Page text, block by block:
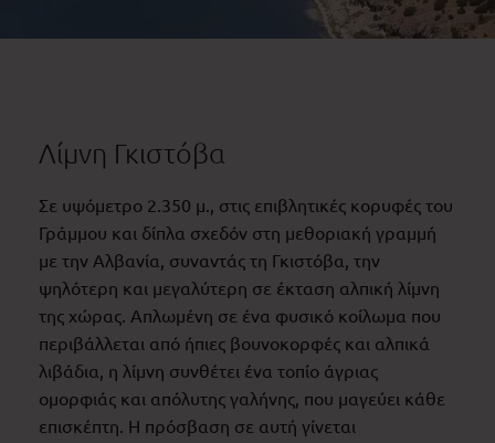
Λίμνη Γκιστόβα
Σε υψόμετρο 2.350 μ., στις επιβλητικές κορυφές του
Γράμμου και δίπλα σχεδόν στη μεθοριακή γραμμή
με την Αλβανία, συναντάς τη Γκιστόβα, την
ψηλότερη και μεγαλύτερη σε έκταση αλπική λίμνη
της χώρας. Απλωμένη σε ένα φυσικό κοίλωμα που
περιβάλλεται από ήπιες βουνοκορφές και αλπικά
λιβάδια, η λίμνη συνθέτει ένα τοπίο άγριας
ομορφιάς και απόλυτης γαλήνης, που μαγεύει κάθε
επισκέπτη. Η πρόσβαση σε αυτή γίνεται